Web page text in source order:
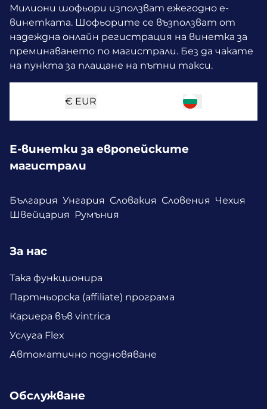
Милиони шофьори използват ежегодно е-
винетката. Шофьорите се възползват от
надеждна онлайн регистрация на винетка за
преминаването по магистрали. Без да чакате
на пункта за плащане на пътни такси.
€ EUR
Е-винетки за европейските
магистрали
България Унгария Словакия Словения Чехия
Швейцария
Румъния
За нас
Така функционира
Партньорска (affiliate) програма
Кариера във vintrica
Услуга Flex
Автоматично подновяване
Обслужване